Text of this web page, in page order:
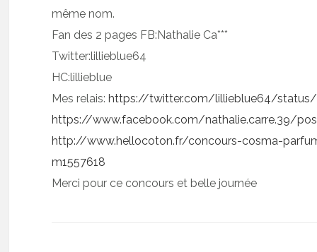
même nom.
Fan des 2 pages FB:Nathalie Ca***
Twitter:lillieblue64
HC:lillieblue
Mes relais:https://twitter.com/lillieblue64/status/
https://www.facebook.com/nathalie.carre.39/
http://www.hellocoton.fr/concours-cosma-
m1557618
Merci pour ce concours et belle journée